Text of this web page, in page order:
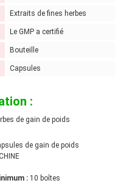
Extraits de fines herbes
Le GMP a certifié
Bouteille
Capsules
:
de gain de poids
de gain de poids
: 10 boîtes